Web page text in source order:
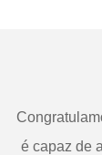
é capaz de